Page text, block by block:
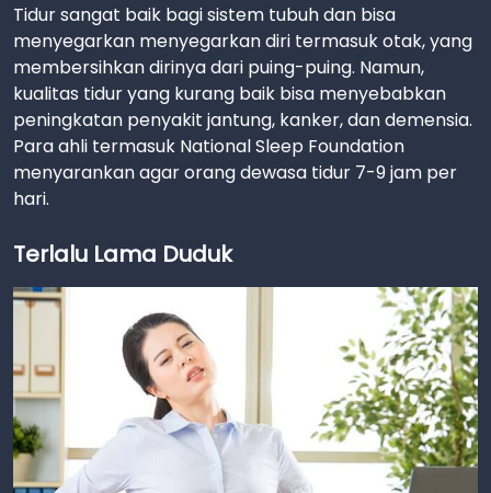
Tidur sangat baik bagi sistem tubuh dan bisa
menyegarkan menyegarkan diri termasuk otak, yang
membersihkan dirinya dari puing-puing. Namun,
kualitas tidur yang kurang baik bisa menyebabkan
peningkatan penyakit jantung, kanker, dan demensia.
Para ahli termasuk National Sleep Foundation
menyarankan agar orang dewasa tidur 7-9 jam per
hari.
Terlalu Lama Duduk